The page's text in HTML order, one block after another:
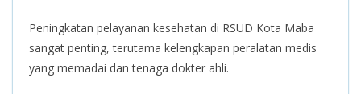
Peningkatan pelayanan kesehatan di RSUD Kota Maba
sangat penting, terutama kelengkapan peralatan medis
yang memadai dan tenaga dokter ahli.